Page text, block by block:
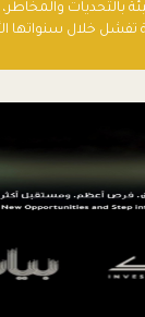
بالتحديات
تفشل خلال سنواتها
وهي التي قد تعرقل